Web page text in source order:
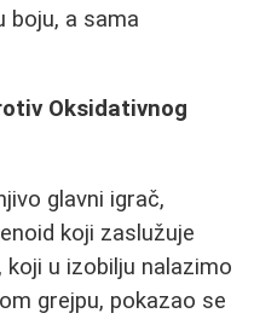
boju, a sama
Oksidativnog
glavni igrač,
koji zaslužuje
koji u izobilju nalazimo
grejpu, pokazao se